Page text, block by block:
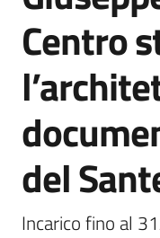
argomenti
Seguici
su
Centro
del
Incarico fino al